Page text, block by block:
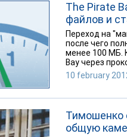
The Pirate
файлов и
Переход на
после чего
менее 100 МБ.
Bay через
10 february
Тимошенко
общую